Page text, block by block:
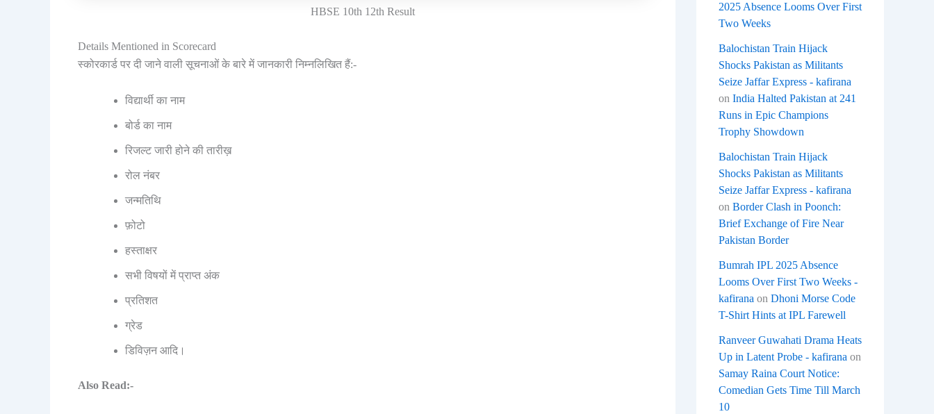
HBSE 10th 12th Result
Details Mentioned in Scorecard
स्कोरकार्ड पर दी जाने वाली सूचनाओं के बारे में जानकारी निम्नलिखित हैं:-
विद्यार्थी का नाम
बोर्ड का नाम
रिजल्ट जारी होने की तारीख़
रोल नंबर
जन्मतिथि
फ़ोटो
हस्ताक्षर
सभी विषयों में प्राप्त अंक
प्रतिशत
ग्रेड
डिविज़न आदि।
Also Read:-
2025 Absence Looms Over First
Two Weeks
Balochistan Train Hijack
Shocks Pakistan as Militants
Seize Jaffar Express - kafirana
on India Halted Pakistan at 241
Runs in Epic Champions
Trophy Showdown
Balochistan Train Hijack
Shocks Pakistan as Militants
Seize Jaffar Express - kafirana
on Border Clash in Poonch:
Brief Exchange of Fire Near
Pakistan Border
Bumrah IPL 2025 Absence
Looms Over First Two Weeks -
kafirana on Dhoni Morse Code
T-Shirt Hints at IPL Farewell
Ranveer Guwahati Drama Heats
Up in Latent Probe - kafirana on
Samay Raina Court Notice:
Comedian Gets Time Till March
10